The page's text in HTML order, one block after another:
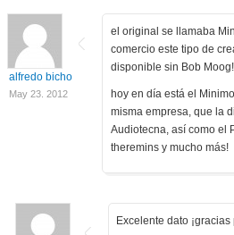
alfredo bicho
May 23. 2012
el original se llamaba
comercio este tipo de
disponible sin Bob Moog!
hoy en día está el
misma empresa, que la
Audiotecna, así como el
theremins y mucho más!
Excelente dato